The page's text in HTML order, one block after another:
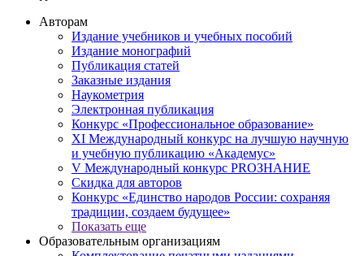
Авторам
Издание учебников и учебных пособий
Издание монографий
Публикация статей
Заказные издания
Наукометрия
Электронная публикация
Конкурс «Профессиональное образование»
XI Международный конкурс на лучшую научную
и учебную публикацию «Академус»
V Международный конкурс PROЗНАНИЕ
Скидка для авторов
Конкурс «Единство народов России: сохраняя
традиции, создаем будущее»
Показать еще
Образовательным организациям